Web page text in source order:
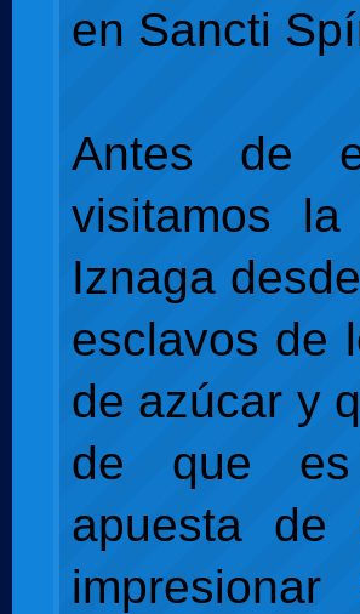
en Sancti
Antes de
visitamos
Iznaga
esclavos de
de azúcar y
de que
apuesta de